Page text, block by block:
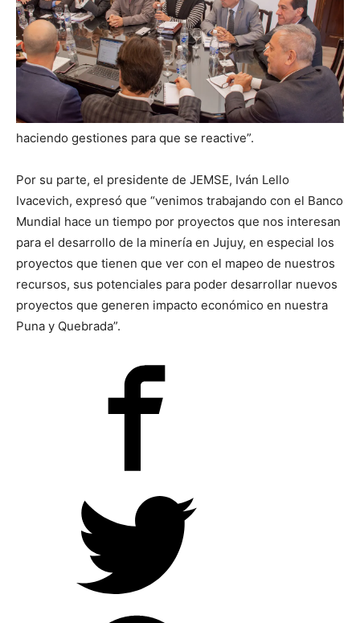
haciendo gestiones para que se reactive”.
Por su parte, el presidente de JEMSE, Iván Lello
Ivacevich, expresó que “venimos trabajando con el Banco
Mundial hace un tiempo por proyectos que nos interesan
para el desarrollo de la minería en Jujuy, en especial los
proyectos que tienen que ver con el mapeo de nuestros
recursos, sus potenciales para poder desarrollar nuevos
proyectos que generen impacto económico en nuestra
Puna y Quebrada”.